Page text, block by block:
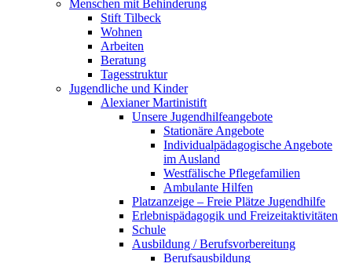
Menschen mit Behinderung
Stift Tilbeck
Wohnen
Arbeiten
Beratung
Tagesstruktur
Jugendliche und Kinder
Alexianer Martinistift
Unsere Jugendhilfeangebote
Stationäre Angebote
Individualpädagogische Angebote
im Ausland
Westfälische Pflegefamilien
Ambulante Hilfen
Platzanzeige – Freie Plätze Jugendhilfe
Erlebnispädagogik und Freizeitaktivitäten
Schule
Ausbildung / Berufsvorbereitung
Berufsausbildung